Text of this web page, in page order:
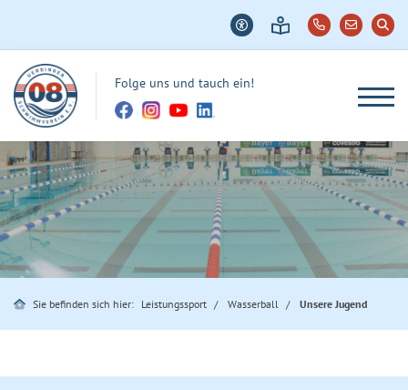
Folge uns und tauch ein!
Sie befinden sich hier: Leistungssport Wasserball Unsere Jugend